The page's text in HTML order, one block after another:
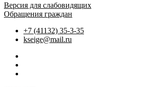
Версия для слабовидящих
Обращения граждан
+7 (41132) 35-3-35
kseige@mail.ru